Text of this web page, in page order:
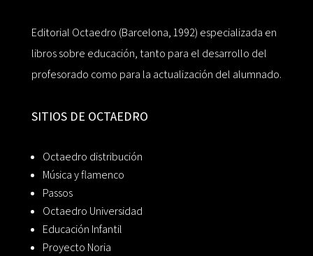
Editorial Octaedro (Barcelona, 1992) especializada en
libros sobre educación, tanto para el desarrollo del
profesorado como para la actualización del alumnado.
SITIOS DE OCTAEDRO
Octaedro distribución
Música y flamenco
Passos
Octaedro Universidad
Educación Infantil
Proyecto Noria